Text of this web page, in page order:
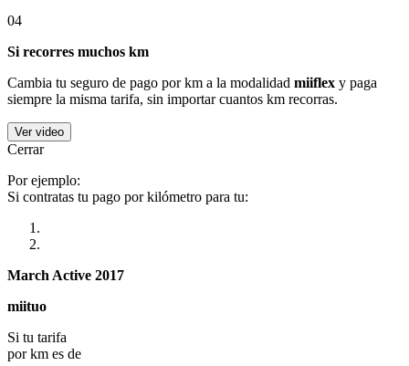
04
Si recorres muchos km
Cambia tu seguro de pago por km a la modalidad miiflex y paga
siempre la misma tarifa, sin importar cuantos km recorras.
Ver video
Cerrar
Por ejemplo:
Si contratas tu pago por kilómetro para tu:
March Active 2017
miituo
Si tu tarifa
por km es de